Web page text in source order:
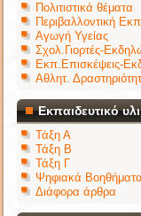
Πολιτιστικά θέματα
Περιβαλλοντική
Αγωγή Υγείας
Σχολ.Γιορτές-
Εκπ.Επισκέψεις-
Αθλητ.
Εκπαιδευτικό
Τάξη Α
Τάξη Β
Τάξη Γ
Ψηφιακά Βοηθήματα
Διάφορα άρθρα